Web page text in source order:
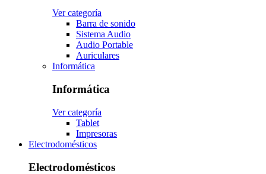
Ver categoría
Barra de sonido
Sistema Audio
Audio Portable
Auriculares
Informática
Informática
Ver categoría
Tablet
Impresoras
Electrodomésticos
Electrodomésticos